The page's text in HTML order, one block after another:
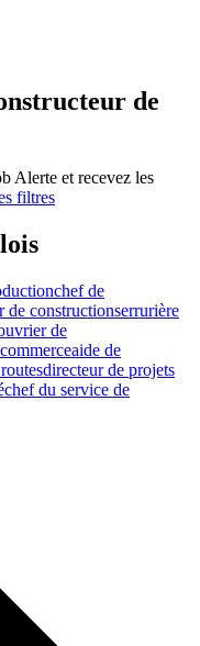
de
Alerte et recevez les
filtres
chef de
de constructionserrurière
de
aide de
directeur de projets
chef du service de